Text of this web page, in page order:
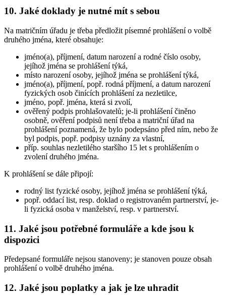
10. Jaké doklady je nutné mít s sebou
Na matričním úřadu je třeba předložit písemné prohlášení o volbě
druhého jména, které obsahuje:
jméno(a), příjmení, datum narození a rodné číslo osoby,
jejíhož jména se prohlášení týká,
místo narození osoby, jejíhož jména se prohlášení týká,
jméno(a), příjmení, popř. rodná příjmení, a datum narození
fyzických osob činících prohlášení za nezletilce,
jméno, popř. jména, která si zvolí,
ověřený podpis prohlašovatelů; je-li prohlášení činěno
osobně, ověření podpisů není třeba a matriční úřad na
prohlášení poznamená, že bylo podepsáno před ním, nebo že
byl podpis, popř. podpisy uznány za vlastní,
příp. souhlas nezletilého staršího 15 let s prohlášením o
zvolení druhého jména.
K prohlášení se dále připojí:
rodný list fyzické osoby, jejíhož jména se prohlášení týká,
popř. oddací list, resp. doklad o registrovaném partnerství, je-
li fyzická osoba v manželství, resp. v partnerství.
11. Jaké jsou potřebné formuláře a kde jsou k
dispozici
Předepsané formuláře nejsou stanoveny; je stanoven pouze obsah
prohlášení o volbě druhého jména.
12. Jaké jsou poplatky a jak je lze uhradit